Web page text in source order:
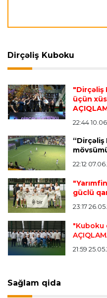
“Barselona”ya keçidinə
“Atletiko”nun
“Vest Hem”
transfer edir
Offside 20:51 08.08.2026
Kamandan oxatma
finalçılar bəlli oldu
Offside 20:27 08.08.2026
Mingəçevirdə “Kürü
Dirçəliş Kuboku
"Dirçəliş
üçün
22:44
22:12
güclü
23:17
"Kuboku
21:59
Sağlam qida